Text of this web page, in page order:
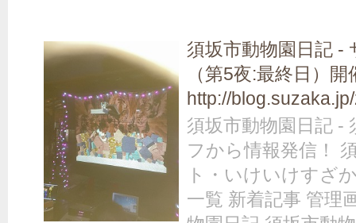
須坂市動物園日記 -
（第5夜:最終日）
http://
須坂市動物園日記 -
フから情報発信！
ト・いけいけすざ
一覧 新着記事 管理